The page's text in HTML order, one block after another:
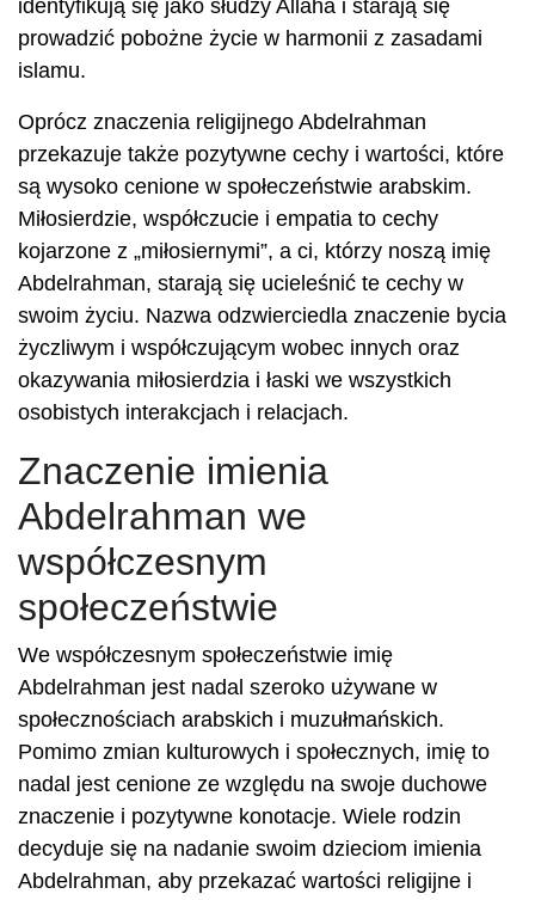
identyfikują się jako słudzy Allaha i starają się
prowadzić pobożne życie w harmonii z zasadami
islamu.
Oprócz znaczenia religijnego Abdelrahman
przekazuje także pozytywne cechy i wartości, które
są wysoko cenione w społeczeństwie arabskim.
Miłosierdzie, współczucie i empatia to cechy
kojarzone z „miłosiernymi”, a ci, którzy noszą imię
Abdelrahman, starają się ucieleśnić te cechy w
swoim życiu. Nazwa odzwierciedla znaczenie bycia
życzliwym i współczującym wobec innych oraz
okazywania miłosierdzia i łaski we wszystkich
osobistych interakcjach i relacjach.
Znaczenie imienia
Abdelrahman we
współczesnym
społeczeństwie
We współczesnym społeczeństwie imię
Abdelrahman jest nadal szeroko używane w
społecznościach arabskich i muzułmańskich.
Pomimo zmian kulturowych i społecznych, imię to
nadal jest cenione ze względu na swoje duchowe
znaczenie i pozytywne konotacje. Wiele rodzin
decyduje się na nadanie swoim dzieciom imienia
Abdelrahman, aby przekazać wartości religijne i